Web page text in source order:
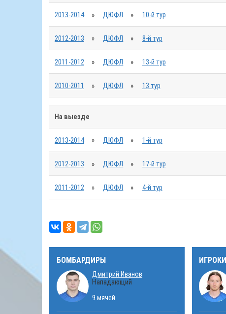
2013-2014 » ДЮФЛ » 10-й тур
2012-2013 » ДЮФЛ » 8-й тур
2011-2012 » ДЮФЛ » 13-й тур
2010-2011 » ДЮФЛ » 13 тур
На выезде
2013-2014 » ДЮФЛ » 1-й тур
2012-2013 » ДЮФЛ » 17-й тур
2011-2012 » ДЮФЛ » 4-й тур
БОМБАРДИРЫ
Дмитрий Иванов
Нападающий
9 мячей